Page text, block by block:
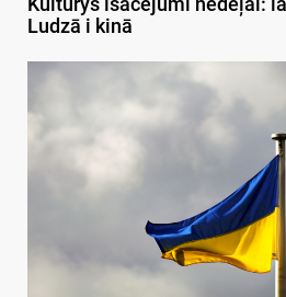
Kulturys īsacejumi nedeļai:
Ludzā i kinā